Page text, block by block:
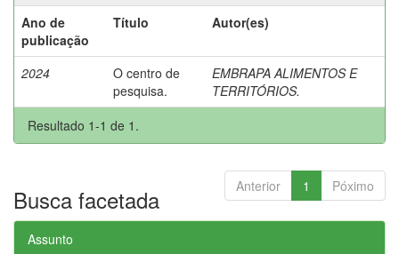
Ano de
publicação
Título Autor(es)
2024
O centro de
pesquisa.
EMBRAPA ALIMENTOS E
TERRITÓRIOS.
Resultado 1-1 de 1.
Anterior 1 Póximo
Busca facetada
Assunto